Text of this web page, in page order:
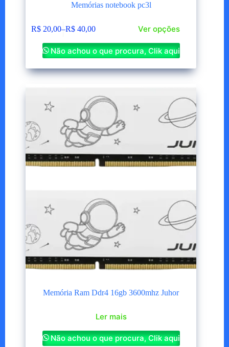
Memórias notebook pc3l
R$20,00–R$40,00
Faixa
de
preço:
R$ 20,00
através
R$ 40,00
Ver opções
produto
variantes.
As
opções
escolhidas
página
produto
Não achou o que procura, Clik aqui
Memória Ram Ddr4 16gb 3600mhz Juhor
Ler mais
Não achou o que procura, Clik aqui